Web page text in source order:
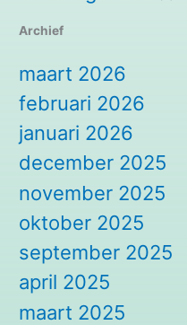
Archief
maart 2026
februari 2026
januari 2026
december 2025
november 2025
oktober 2025
september 2025
april 2025
maart 2025